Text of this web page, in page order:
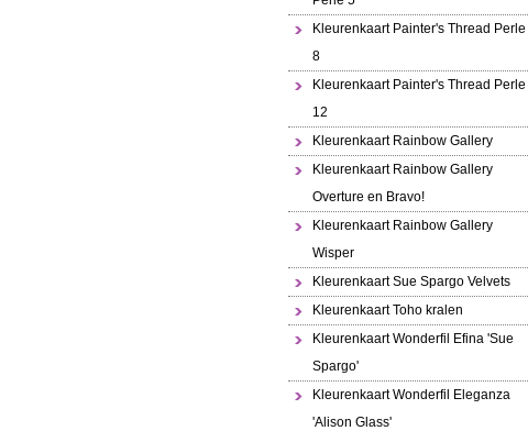
Kleurenkaart Painter's Thread Perle
8
Kleurenkaart Painter's Thread Perle
12
Kleurenkaart Rainbow Gallery
Kleurenkaart Rainbow Gallery
Overture en Bravo!
Kleurenkaart Rainbow Gallery
Wisper
Kleurenkaart Sue Spargo Velvets
Kleurenkaart Toho kralen
Kleurenkaart Wonderfil Efina 'Sue
Spargo'
Kleurenkaart Wonderfil Eleganza
'Alison Glass'